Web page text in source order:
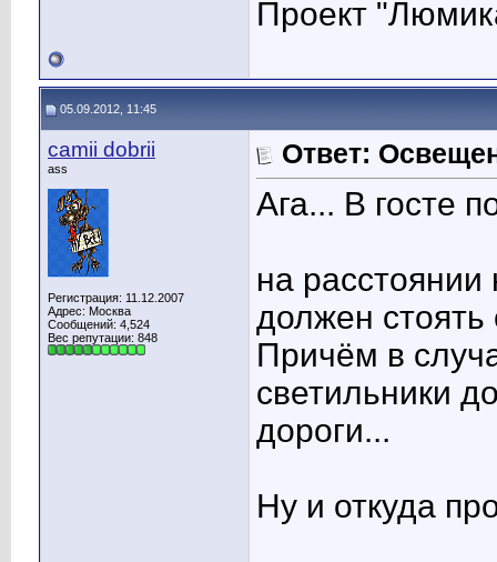
Проект
05.09.2012, 11:45
camii dobrii
ass
Регистрация: 11.12.2007
Адрес: Москва
Сообщений: 4,524
Вес репутации: 848
Ответ:
Ага... В госте
на
должен стоять
Причём в
светильники
дороги...
Ну и откуда